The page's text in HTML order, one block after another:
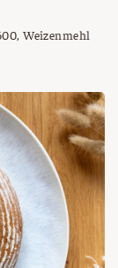
Weizenmehl